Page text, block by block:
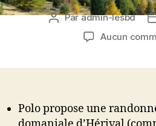
Auteur
Paradmin-lesbd
Aucun
Polo propose une